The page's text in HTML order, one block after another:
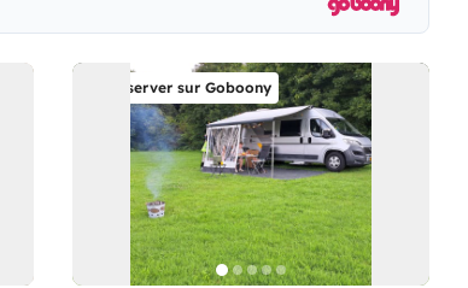
Réserver sur Goboony